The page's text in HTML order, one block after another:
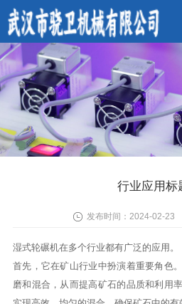
行业应用标
发布时间：2024-02-23
湿式轮碾机在多个行业都有广泛的应用。
首先，它在矿山行业中扮演着重要角色
磨和混合，从而提高矿石的品质和利用